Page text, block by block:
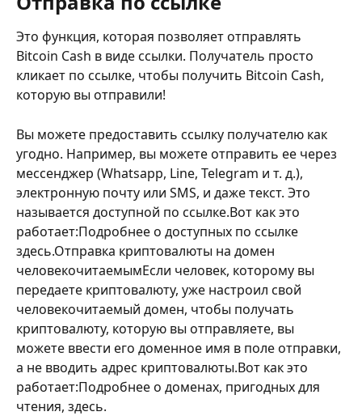
Это функция, которая позволяет отправлять
Bitcoin Cash в виде ссылки. Получатель просто
кликает по ссылке, чтобы получить Bitcoin Cash,
которую вы отправили!
Вы можете предоставить ссылку получателю как
угодно. Например, вы можете отправить ее через
мессенджер (Whatsapp, Line, Telegram и т. д.),
электронную почту или SMS, и даже текст. Это
называется доступной по ссылке.Вот как это
работает:Подробнее о доступных по ссылке
здесь.Отправка криптовалюты на домен
человекочитаемымЕсли человек, которому вы
передаете криптовалюту, уже настроил свой
человекочитаемый домен, чтобы получать
криптовалюту, которую вы отправляете, вы
можете ввести его доменное имя в поле отправки,
а не вводить адрес криптовалюты.Вот как это
работает:Подробнее о доменах, пригодных для
чтения, здесь.